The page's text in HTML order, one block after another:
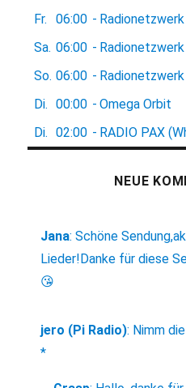
Fr. 06:00 -
Sa. 06:00 -
So. 06:00 -
Di.
00:00 - Omega Orbit
Di.
02:00 - RADIO PAX
NEUE
Jana:Schöne
Lieder!Danke für diese
😘
jero (Pi Radio): Nimm
*